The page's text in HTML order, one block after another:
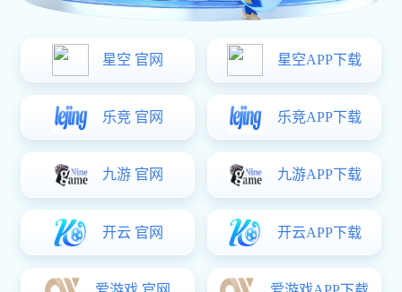
提升推拉门五金
星空电子: 门窗密封胶条 铝合金门窗五金
JTSM01 执手
© 2021 星空·(中国)电子官方网站 . 版权所有.